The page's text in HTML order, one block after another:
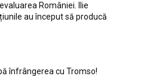
României. Ilie
au început să producă
înfrângerea cu Tromso!